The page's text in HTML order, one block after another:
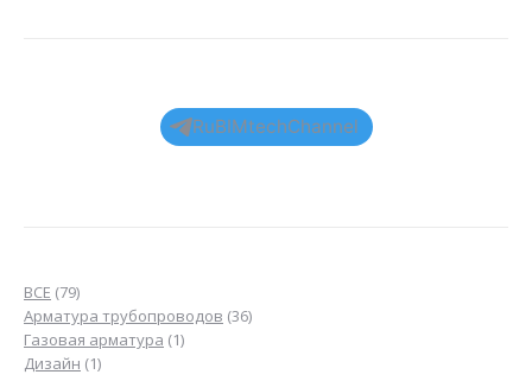
RuBIMtechChannel
ВСЕ 7979
товаров
Арматура трубопроводов 3636
Газовая арматура 11
Дизайн 11